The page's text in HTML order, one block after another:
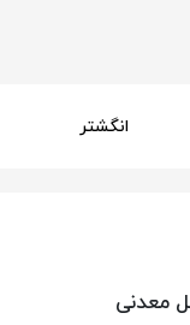
انگشتر
معدنی